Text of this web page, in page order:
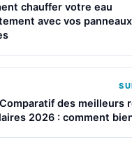
chauffer votre eau
avec vos panneaux
Comparatif des meilleurs
2026 : comment